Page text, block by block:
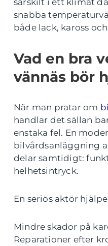
särskilt i ett klimat
snabba
både lack, kaross
Vad en bra
vännäs bör
När man pratar om
handlar det sällan
enstaka fel. En
bilvårdsanläggning
delar samtidigt:
helhetsintryck.
En seriös aktör
Mindre skador på
Reparationer efter